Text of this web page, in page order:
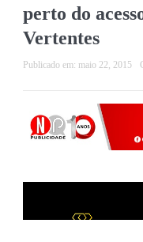
perto do
Vertentes
Publicado em: maio 22, 2015